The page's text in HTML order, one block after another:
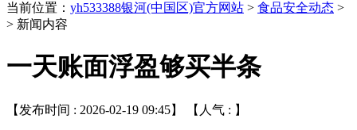
当前位置： yh533388银河(中国区)官方网站 > 食品安全动态 >
> 新闻内容
一天账面浮盈够买半条
【发布时间 : 2026-02-19 09:45】 【人气 : 】